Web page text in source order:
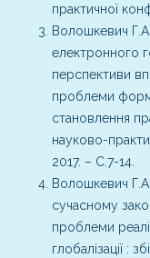
практичної
Волошкевич
електронного
перспективи
проблеми
становлення
науково-
2017. – С.7-14.
Волошкевич
сучасному
проблеми
глобалізації :